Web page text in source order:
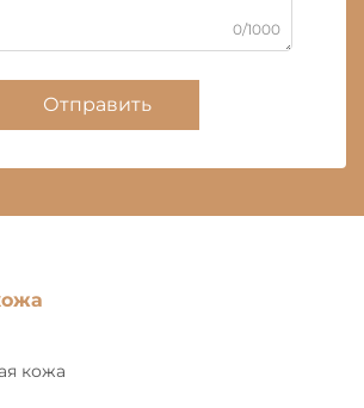
0/1000
Отправить
кожа